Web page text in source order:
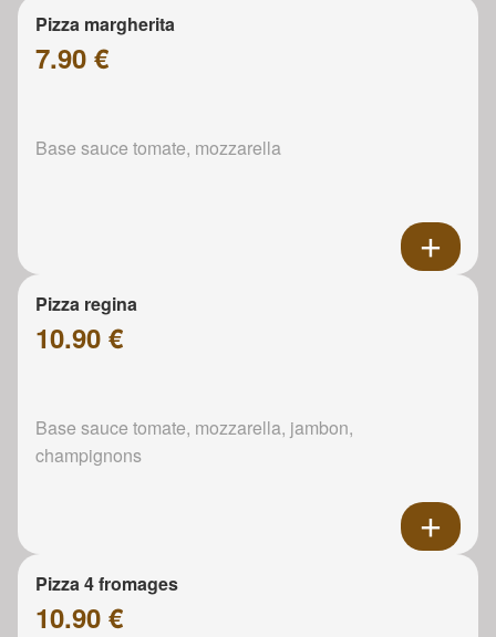
Pizza margherita
7.90 €
Base sauce tomate, mozzarella
Pizza regina
10.90 €
Base sauce tomate, mozzarella, jambon,
champignons
Pizza 4 fromages
10.90 €